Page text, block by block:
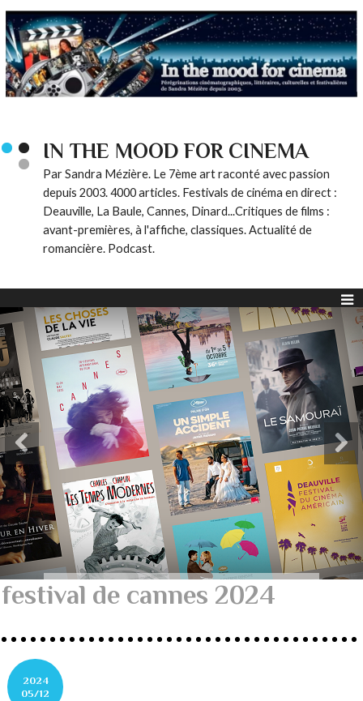
IN THE MOOD FOR CINEMA
Par Sandra Mézière. Le 7ème art raconté avec passion
depuis 2003. 4000 articles. Festivals de cinéma en direct :
Deauville, La Baule, Cannes, Dinard...Critiques de films :
avant-premières, à l'affiche, classiques. Actualité de
romancière. Podcast.
festival de cannes 2024
2024
05/12